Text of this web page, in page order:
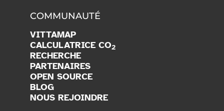
COMMUNAUTÉ
VITTAMAP
CALCULATRICE CO2
RECHERCHE
PARTENAIRES
OPEN SOURCE
BLOG
NOUS REJOINDRE